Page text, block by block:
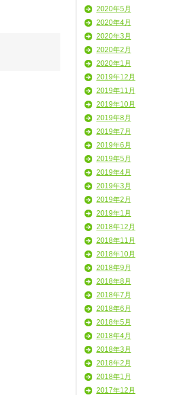
2020年5月
2020年4月
2020年3月
2020年2月
2020年1月
2019年12月
2019年11月
2019年10月
2019年8月
2019年7月
2019年6月
2019年5月
2019年4月
2019年3月
2019年2月
2019年1月
2018年12月
2018年11月
2018年10月
2018年9月
2018年8月
2018年7月
2018年6月
2018年5月
2018年4月
2018年3月
2018年2月
2018年1月
2017年12月